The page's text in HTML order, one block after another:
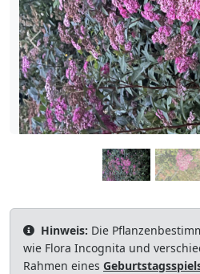
Zurück
Hinweis: Die
wie Flora Incognita und
Rahmen eines